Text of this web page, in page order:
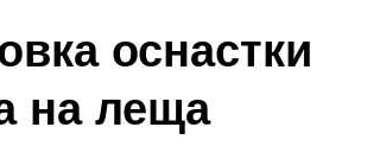
оснастки
на леща